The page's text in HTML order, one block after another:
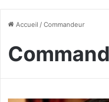
Accueil /Commandeur